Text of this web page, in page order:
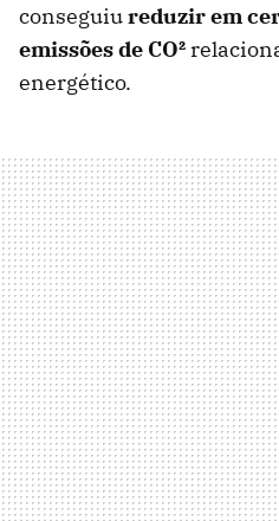
conseguiureduzir em
emissões de CO²
energético.